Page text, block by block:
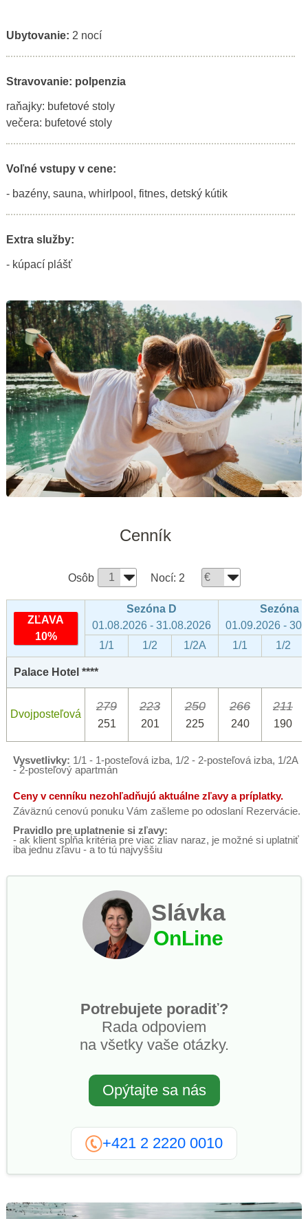
Ubytovanie: 2 nocí
Stravovanie: polpenzia
raňajky: bufetové stoly
večera: bufetové stoly
Voľné vstupy v cene:
- bazény, sauna, whirlpool, fitnes, detský kútik
Extra služby:
- kúpací plášť
Cenník
Osôb Nocí: 2
ZĽAVA
10%
Sezóna D
01.08.2026 - 31.08.2026
Sezóna
01.09.2026 -
1/1
1/2 1/2A 1/1 1/2
Palace Hotel ****
Dvojposteľová
279
251
223
201
250
225
266
240
211
190
Vysvetlivky: 1/1 - 1-posteľová izba, 1/2 - 2-posteľová izba, 1/2A
- 2-posteľový apartmán
Ceny v cenníku nezohľadňujú aktuálne zľavy a príplatky.
Záväznú cenovú ponuku Vám zašleme po odoslaní Rezervácie.
Pravidlo pre uplatnenie si zľavy:
- ak klient spĺňa kritéria pre viac zliav naraz, je možné si uplatniť
iba jednu zľavu - a to tú najvyššiu
Slávka
OnLine
Potrebujete poradiť?
Rada odpoviem
na všetky vaše otázky.
Opýtajte sa nás
+421 2 2220 0010